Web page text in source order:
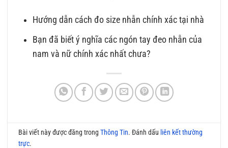
Hướng dẫn cách đo size nhẫn chính xác tại nhà
Bạn đã biết ý nghĩa các ngón tay đeo nhẫn của
nam và nữ chính xác nhất chưa?
Bài viết này được đăng trongThông Tin. Đánh dấu liên kết thường
trực.